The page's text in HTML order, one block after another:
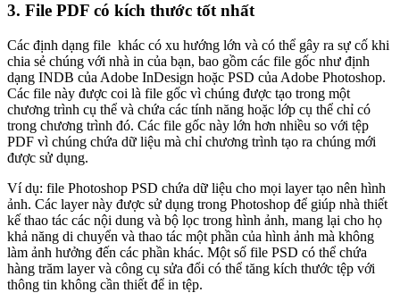
3. File PDF có kích thước tốt nhất
Các định dạng file khác có xu hướng lớn và có thể gây ra sự cố khi
chia sẻ chúng với nhà in của bạn, bao gồm các file gốc như định
dạng INDB của Adobe InDesign hoặc PSD của Adobe Photoshop.
Các file này được coi là file gốc vì chúng được tạo trong một
chương trình cụ thể và chứa các tính năng hoặc lớp cụ thể chỉ có
trong chương trình đó. Các file gốc này lớn hơn nhiều so với tệp
PDF vì chúng chứa dữ liệu mà chỉ chương trình tạo ra chúng mới
được sử dụng.
Ví dụ: file Photoshop PSD chứa dữ liệu cho mọi layer tạo nên hình
ảnh. Các layer này được sử dụng trong Photoshop để giúp nhà thiết
kế thao tác các nội dung và bộ lọc trong hình ảnh, mang lại cho họ
khả năng di chuyển và thao tác một phần của hình ảnh mà không
làm ảnh hưởng đến các phần khác. Một số file PSD có thể chứa
hàng trăm layer và công cụ sửa đổi có thể tăng kích thước tệp với
thông tin không cần thiết để in tệp.